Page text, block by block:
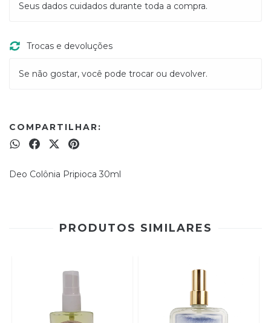
Seus dados cuidados durante toda a compra.
Trocas e devoluções
Se não gostar, você pode trocar ou devolver.
COMPARTILHAR:
Deo Colônia Pripioca 30ml
PRODUTOS SIMILARES